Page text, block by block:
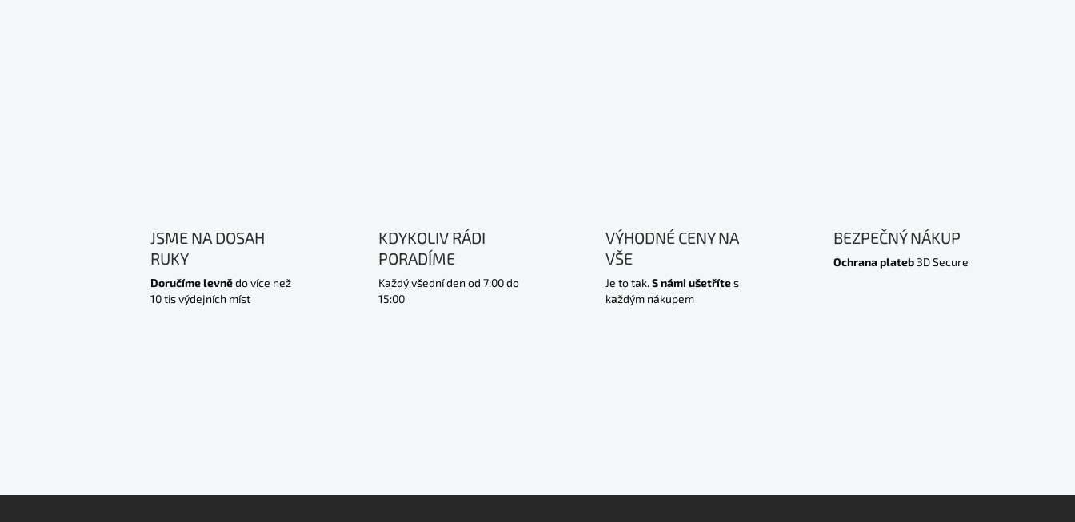
JSME NA DOSAH
RUKY
Doručíme levnědo více než
10 tis výdejních míst
KDYKOLIV RÁDI
PORADÍME
Každý všední den od 7:00 do
15:00
VÝHODNÉ CENY NA
VŠE
Je to tak.S námi ušetřítes
každým nákupem
BEZPEČNÝ NÁKUP
Ochrana plateb3D Secure